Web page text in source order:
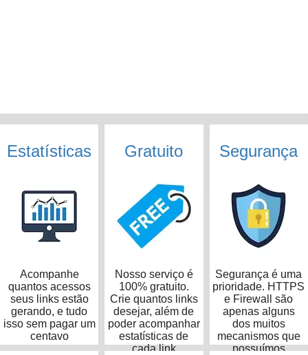
Estatísticas
Acompanhe
quantos acessos
seus links estão
gerando, e tudo
isso sem pagar um
centavo
Gratuito
Nosso serviço é
100% gratuito.
Crie quantos links
desejar, além de
poder acompanhar
estatísticas de
cada link
Segurança
Segurança é uma
prioridade. HTTPS
e Firewall são
apenas alguns
dos muitos
mecanismos que
possuímos